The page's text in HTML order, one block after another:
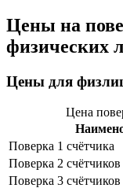
Цены на
физических
Цены для
Цена
Поверка 1 cчётчика
Поверка 2 cчётчиков
Поверка 3 cчётчиков